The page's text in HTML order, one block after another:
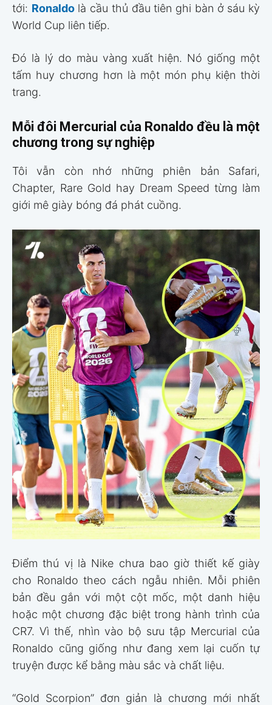
tới: Ronaldolà cầu thủ đầu tiên ghi bàn ở sáu kỳ
World Cup liên tiếp.
Đó là lý do màu vàng xuất hiện. Nó giống một
tấm huy chương hơn là một món phụ kiện thời
trang.
Mỗi đôi Mercurial của Ronaldo đều là một
chương trong sự nghiệp
Tôi vẫn còn nhớ những phiên bản Safari,
Chapter, Rare Gold hay Dream Speed từng làm
giới mê giày bóng đá phát cuồng.
Điểm thú vị là Nike chưa bao giờ thiết kế giày
cho Ronaldo theo cách ngẫu nhiên. Mỗi phiên
bản đều gắn với một cột mốc, một danh hiệu
hoặc một chương đặc biệt trong hành trình của
CR7. Vì thế, nhìn vào bộ sưu tập Mercurial của
Ronaldo cũng giống như đang xem lại cuốn tự
truyện được kể bằng màu sắc và chất liệu.
“Gold Scorpion” đơn giản là chương mới nhất